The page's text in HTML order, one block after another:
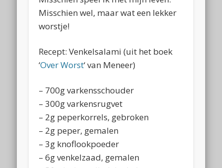
Misschien wel, maar wat een lekker
worstje!
Recept: Venkelsalami (uit het boek
‘Over Worst‘ van Meneer)
– 700g varkensschouder
– 300g varkensrugvet
– 2g peperkorrels, gebroken
– 2g peper, gemalen
– 3g knoflookpoeder
– 6g venkelzaad, gemalen